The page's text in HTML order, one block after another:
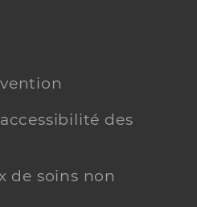
des
de soins non